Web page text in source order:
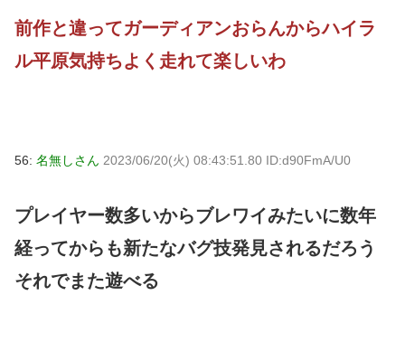
前作と違ってガーディアンおらんからハイラ
ル平原気持ちよく走れて楽しいわ
56: 名無しさん 2023/06/20(火) 08:43:51.80 ID:d90FmA/U0
プレイヤー数多いからブレワイみたいに数年
経ってからも新たなバグ技発見されるだろう
それでまた遊べる